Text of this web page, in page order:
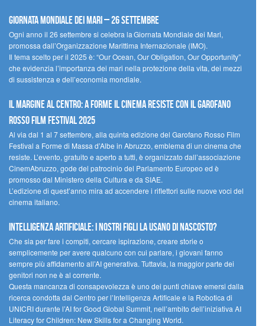
Giornata Mondiale dei Mari – 26 settembre
Ogni anno il 26 settembre si celebra la Giornata Mondiale dei Mari,
promossa dall’Organizzazione Marittima Internazionale (IMO).
Il tema scelto per il 2025 è: “Our Ocean, Our Obligation, Our Opportunity”
che evidenzia l’importanza dei mari nella protezione della vita, dei mezzi
di sussistenza e dell’economia mondiale.
Il margine al centro: a Forme il cinema resiste con il Garofano
Rosso Film Festival 2025
Al via dal 1 al 7 settembre, alla quinta edizione del Garofano Rosso Film
Festival a Forme di Massa d’Albe in Abruzzo, emblema di un cinema che
resiste. L’evento, gratuito e aperto a tutti, è organizzato dall’associazione
CinemAbruzzo, gode del patrocinio del Parlamento Europeo ed è
promosso dal Ministero della Cultura e da SIAE.
L’edizione di quest’anno mira ad accendere i riflettori sulle nuove voci del
cinema italiano.
Intelligenza artificiale: i nostri figli la usano di nascosto?
Che sia per fare i compiti, cercare ispirazione, creare storie o
semplicemente per avere qualcuno con cui parlare, i giovani fanno
sempre più affidamento all’AI generativa. Tuttavia, la maggior parte dei
genitori non ne è al corrente.
Questa mancanza di consapevolezza è uno dei punti chiave emersi dalla
ricerca condotta dal Centro per l’Intelligenza Artificale e la Robotica di
UNICRI durante l’AI for Good Global Summit, nell’ambito dell’iniziativa AI
Literacy for Children: New Skills for a Changing World.